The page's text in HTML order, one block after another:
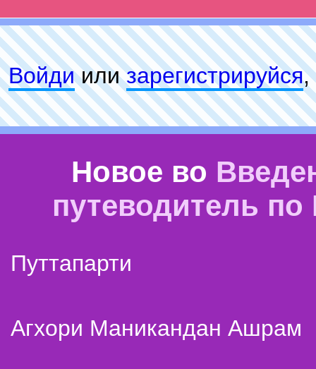
Войдиилизарeгиcтpируйся,
Новое во
путеводитель
Путтапарти
Агхори Маникандан Ашрам